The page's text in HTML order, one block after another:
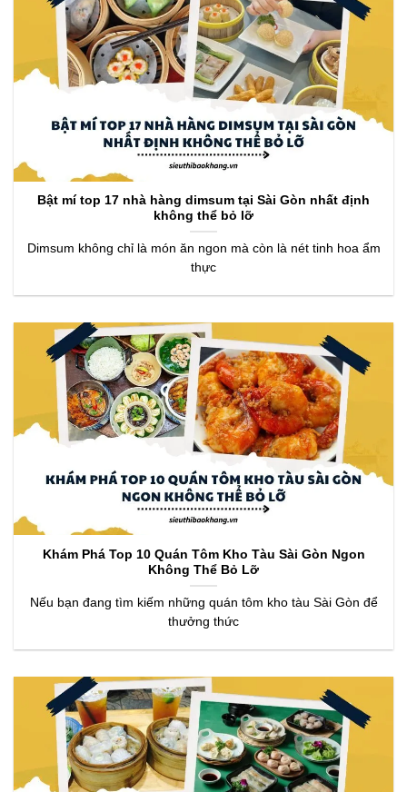
Bật mí top 17 nhà hàng dimsum tại Sài Gòn nhất định
không thể bỏ lỡ
Dimsum không chỉ là món ăn ngon mà còn là nét tinh hoa ẩm
thực
Khám Phá Top 10 Quán Tôm Kho Tàu Sài Gòn Ngon
Không Thể Bỏ Lỡ
Nếu bạn đang tìm kiếm những quán tôm kho tàu Sài Gòn để
thưởng thức